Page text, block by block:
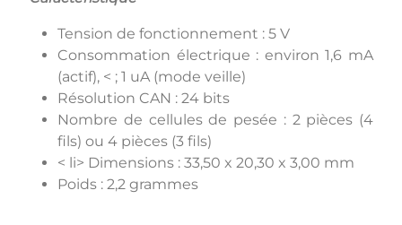
Tension de fonctionnement : 5 V
Consommation électrique : environ 1,6 mA
(actif), < ; 1 uA (mode veille)
Résolution CAN : 24 bits
Nombre de cellules de pesée : 2 pièces (4
fils) ou 4 pièces (3 fils)
< li> Dimensions : 33,50 x 20,30 x 3,00 mm
Poids : 2,2 grammes